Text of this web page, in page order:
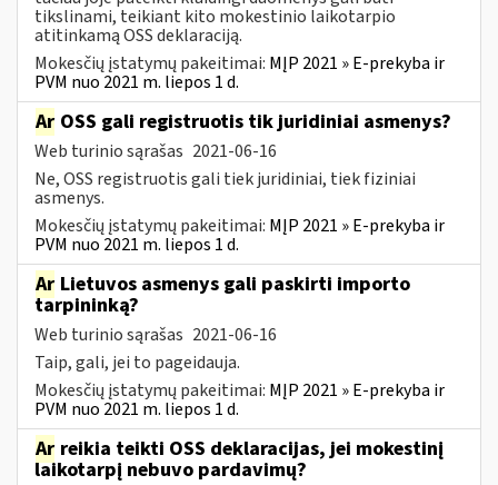
tikslinami, teikiant kito mokestinio laikotarpio
atitinkamą OSS deklaraciją.
Mokesčių įstatymų pakeitimai: MĮP 2021 » E-prekyba ir
PVM nuo 2021 m. liepos 1 d.
Ar OSS gali registruotis tik juridiniai asmenys?
Web turinio sąrašas 2021-06-16
Ne, OSS registruotis gali tiek juridiniai, tiek fiziniai
asmenys.
Mokesčių įstatymų pakeitimai: MĮP 2021 » E-prekyba ir
PVM nuo 2021 m. liepos 1 d.
Ar Lietuvos asmenys gali paskirti importo
tarpininką?
Web turinio sąrašas 2021-06-16
Taip, gali, jei to pageidauja.
Mokesčių įstatymų pakeitimai: MĮP 2021 » E-prekyba ir
PVM nuo 2021 m. liepos 1 d.
Ar reikia teikti OSS deklaracijas, jei mokestinį
laikotarpį nebuvo pardavimų?